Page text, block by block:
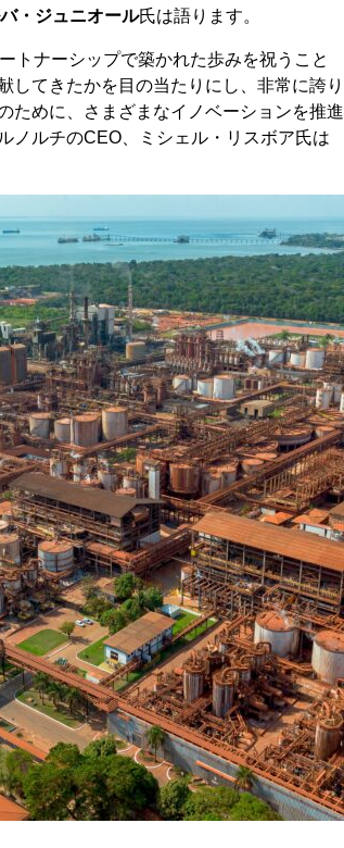
・ジュニオール氏は語ります。
トナーシップで築かれた歩みを祝うこと
してきたかを目の当たりにし、非常に誇り
ために、さまざまなイノベーションを推進
ノルチのCEO、ミシェル・リスボア氏は